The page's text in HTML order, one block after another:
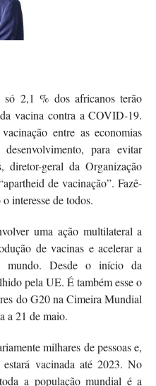
2,1 % dos africanos terão
vacina contra a COVID-19.
entre as economias
para evitar
diretor-geral da Organização
de vacinação”. Fazê-
interesse de todos.
uma ação multilateral a
de vacinas e acelerar a
mundo. Desde o início da
pela UE. É também esse o
do G20 na Cimeira Mundial
a 21 de maio.
milhares de pessoas e,
vacinada até 2023. No
a população mundial é a